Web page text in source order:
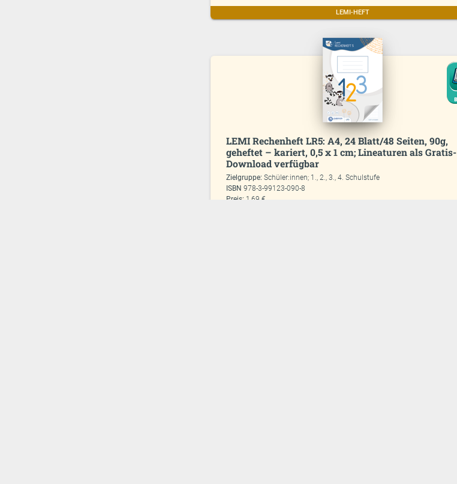
LEMI-HEFT
LEMI Rechenheft LR5: A4, 24 Blatt/48 Seiten, 90g,
geheftet – kariert, 0,5 x 1 cm; Lineaturen als Gratis-
Download verfügbar
Zielgruppe:Schüler:innen; 1., 2., 3., 4. Schulstufe
ISBN978-3-99123-090-8
Preis: 1,69 €